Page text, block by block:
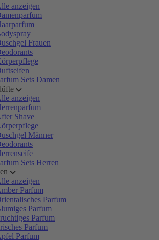
anzeigen
Frauen
Sets Damen
anzeigen
Shave
Männer
Sets Herren
anzeigen
Parfum
Parfum
Parfum
Parfum
Parfum
Parfum